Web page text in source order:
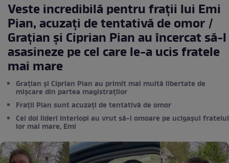
Veste incredibilă pentru frații lui Emi
Pian, acuzați de tentativă de omor /
Grațian și Ciprian Pian au încercat să-l
asasineze pe cel care le-a ucis fratele
mai mare
Grațian și Ciprian Pian au primit mai multă libertate de
mișcare din partea magistraților
Frații Pian sunt acuzați de tentativă de omor
Cei doi lideri interlopi au vrut să-l omoare pe ucigașul fratelui
lor mai mare, Emi